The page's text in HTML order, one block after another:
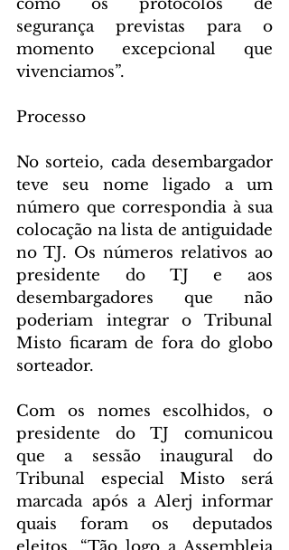
como os protocolos de
segurança previstas para o
momento excepcional que
vivenciamos”.
Processo
No sorteio, cada desembargador
teve seu nome ligado a um
número que correspondia à sua
colocação na lista de antiguidade
no TJ. Os números relativos ao
presidente do TJ e aos
desembargadores que não
poderiam integrar o Tribunal
Misto ficaram de fora do globo
sorteador.
Com os nomes escolhidos, o
presidente do TJ comunicou
que a sessão inaugural do
Tribunal especial Misto será
marcada após a Alerj informar
quais foram os deputados